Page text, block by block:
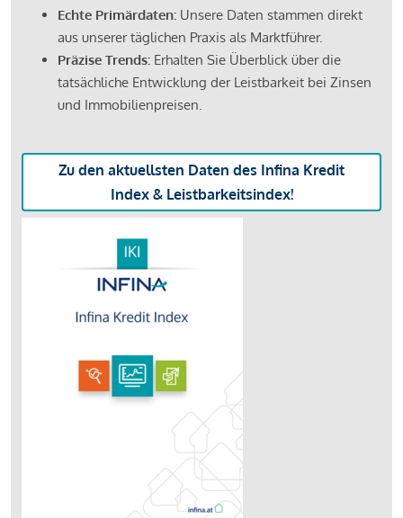
Echte Primärdaten: Unsere Daten stammen direkt
aus unserer täglichen Praxis als Marktführer.
Präzise Trends: Erhalten Sie Überblick über die
tatsächliche Entwicklung der Leistbarkeit bei Zinsen
und Immobilienpreisen.
Zu den aktuellsten Daten des Infina Kredit
Index & Leistbarkeitsindex!